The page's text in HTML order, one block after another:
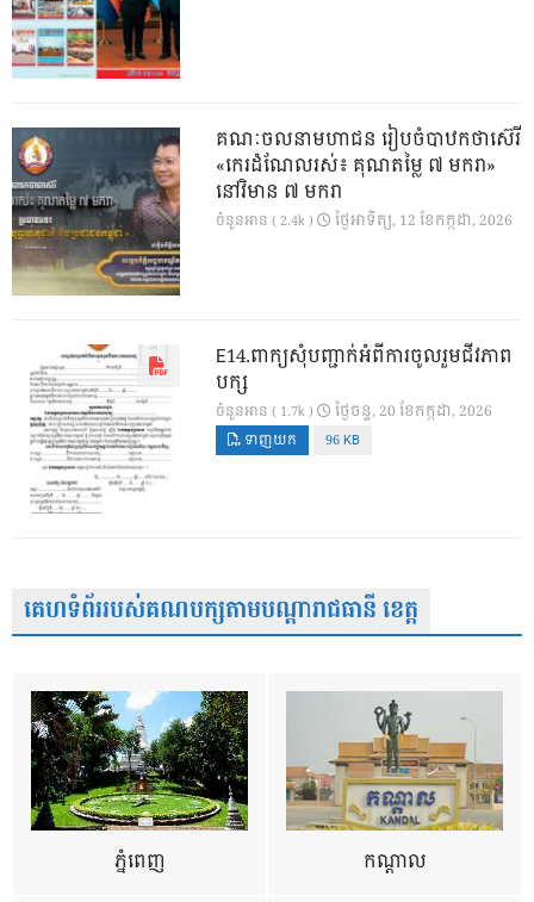
គណៈចលនាមហាជន រៀបចំបាឋកថាស៊េរី
«កេរដំណែលរស់៖ គុណតម្លៃ ៧ មករា»
នៅវិមាន ៧ មករា
ចំនួនអាន ( 2.4k ) ថ្ងៃ​អាទិត្យ, 12 ខែ​កក្កដា, 2026
E14.ពាក្យសុំបញ្ជាក់អំពីការចូលរួមជីវភាព
បក្ស
ចំនួនអាន ( 1.7k ) ថ្ងៃ​ចន្ទ, 20 ខែ​កក្កដា, 2026
ទាញយក 96 KB
គេហទំព័ររបស់គណបក្សតាមបណ្តារាជធានី ខេត្ត
ភ្នំពេញ កណ្តាល